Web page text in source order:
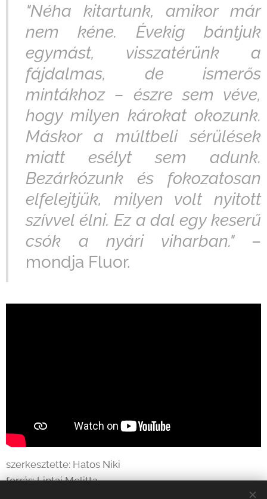
"Néha kitartunk, amikor már
nem kéne. Évekig bántjuk
egymást, visszatérünk a
fájdalmas, de ismerős
mintákhoz – észre sem véve,
hogy milyen károkat okozunk.
Máskor a múltbeli sérülések
miatt esélyt sem adunk.
Bezárkózunk és fokozatosan
elfelejtjük, milyen volt nyitott
szívvel élni. Ez a dal egy keserű
csók a nyári viharban."–
mondja Fluor.
szerkesztette: Hatos Niki
forrás: Liptai Melitta